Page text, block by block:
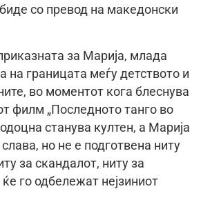
со превод на македонски
за Марија, млада
на границата меѓу детството и
во моментот кога блеснува
филм „Последното танго во
станува култен, а Марија
но не е подготвена ниту
за скандалот, ниту за
го одбележат нејзиниот